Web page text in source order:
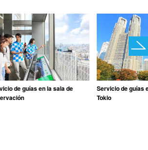
de guías en la sala de
Servicio de guías
Tokio